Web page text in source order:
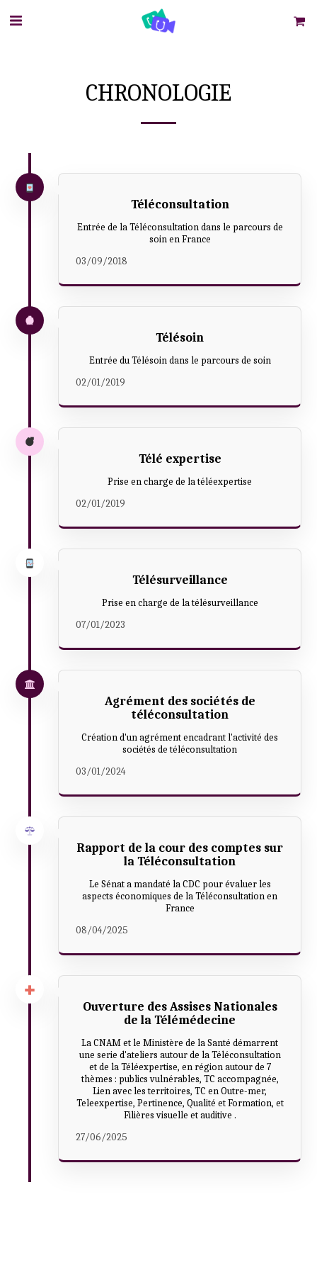
CHRONOLOGIE
Téléconsultation
Entrée de la Téléconsultation dans le parcours de
soin en France
03/09/2018
Télésoin
Entrée du Télésoin dans le parcours de soin
02/01/2019
Télé expertise
Prise en charge de la téléexpertise
02/01/2019
Télésurveillance
Prise en charge de la télésurveillance
07/01/2023
Agrément des sociétés de
téléconsultation
Création d'un agrément encadrant l'activité des
sociétés de téléconsultation
03/01/2024
Rapport de la cour des comptes sur
la Téléconsultation
Le Sénat a mandaté la CDC pour évaluer les
aspects économiques de la Téléconsultation en
France
08/04/2025
Ouverture des Assises Nationales
de la Télémédecine
La CNAM et le Ministère de la Santé démarrent
une serie d'ateliers autour de la Téléconsultation
et de la Téléexpertise, en région autour de 7
thèmes : publics vulnérables, TC accompagnée,
Lien avec les territoires, TC en Outre-mer,
Teleexpertise, Pertinence, Qualité et Formation, et
Filières visuelle et auditive .
27/06/2025